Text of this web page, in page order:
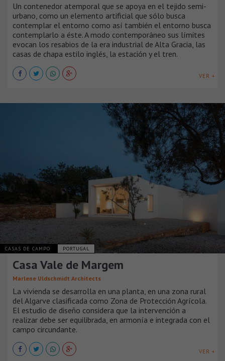
Un contenedor atemporal que se apoya en el tejido semi-
urbano, como un elemento artificial que sólo busca
contemplar el entorno como así también el entorno busca
contemplarlo a éste. A modo contemporáneo sus límites
evocan los resabios de la era industrial de Alta Gracia, las
casas de chapa estilo inglés, la estación y el tren.
VER +
CASAS DE CAMPO PORTUGAL
Casa Vale de Margem
Marlene Uldschmidt Architects
La vivienda se desarrolla en una planta, en una zona rural
del Algarve clasificada como Zona de Protección Agrícola.
El estudio de diseño considera que la intervención a
realizar debe ser equilibrada, en armonía e integrada con el
campo circundante.
VER +